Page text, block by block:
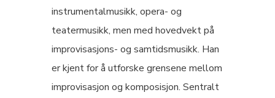
instrumentalmusikk, opera- og
teatermusikk, men med hovedvekt på
improvisasjons- og samtidsmusikk. Han
er kjent for å utforske grensene mellom
improvisasjon og komposisjon. Sentralt